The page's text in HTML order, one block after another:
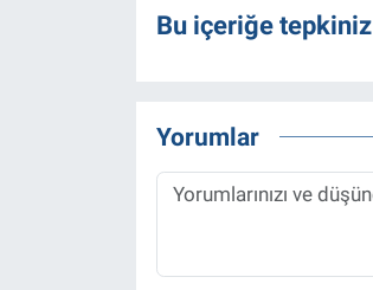
Bu içeriğe tepkiniz
Yorumlar